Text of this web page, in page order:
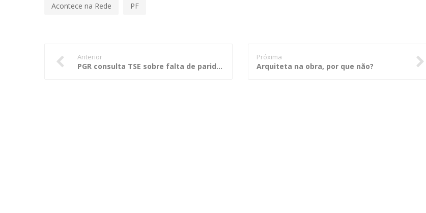
Acontece na Rede PF
Anterior
PGR consulta TSE sobre falta de paridade entre cota de vagas e reserva de recursos para candidatura de mulheres
Próxima
Arquiteta na obra, por que não?